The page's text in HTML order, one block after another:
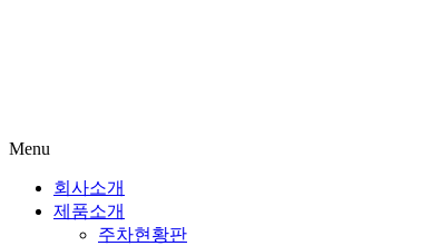
Menu
회사소개
제품소개
주차현황판